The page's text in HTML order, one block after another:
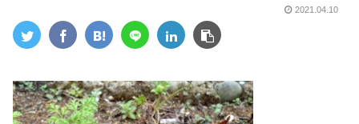
2021.04.10